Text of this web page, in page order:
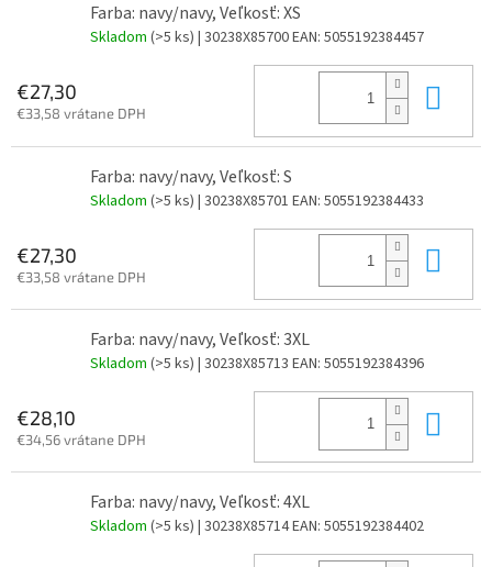
Farba: navy/navy, Veľkosť: XS
Skladom (>5 ks) | 30238X85700EAN: 5055192384457
€27,30
€33,58 vrátane DPH
Farba: navy/navy, Veľkosť: S
Skladom (>5 ks) | 30238X85701 EAN: 5055192384433
€27,30
€33,58 vrátane DPH
Farba: navy/navy, Veľkosť: 3XL
Skladom (>5 ks) | 30238X85713 EAN: 5055192384396
€28,10
€34,56 vrátane DPH
Farba: navy/navy, Veľkosť: 4XL
Skladom (>5 ks) | 30238X85714EAN: 5055192384402